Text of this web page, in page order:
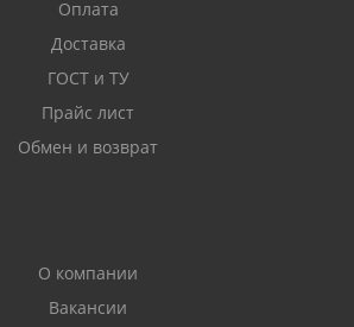
Толщина
3-30 мм
6,5-30
Оплата
Доставка
ГОСТ и ТУ
Прайс лист
Обмен и возврат
О компании
Вакансии